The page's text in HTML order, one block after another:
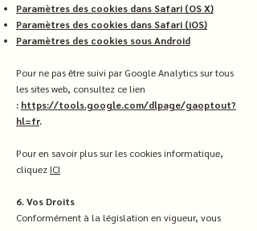
Paramètres des cookies dans Safari (OS X)
Paramètres des cookies dans Safari (iOS)
Paramètres des cookies sous Android
Pour ne pas être suivi par Google Analytics sur tous
les sites web, consultez ce lien
: https://tools.google.com/dlpage/gaoptout?
hl=fr.
Pour en savoir plus sur les cookies informatique,
cliquez ICI
6. Vos Droits
Conformément à la législation en vigueur, vous